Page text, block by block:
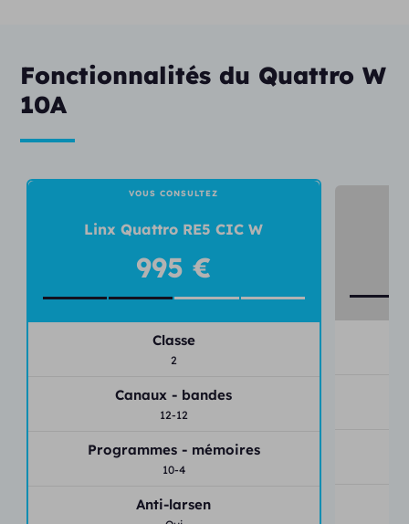
Fonctionnalités du Quattro W
10A
VOUS CONSULTEZ
Linx Quattro RE5 CIC W
995 €
Classe
2
Canaux - bandes
12-12
Programmes - mémoires
10-4
Anti-larsen